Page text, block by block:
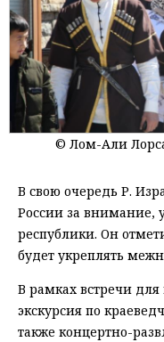
© Лом-Али
В свою очередь Р.
России за внимание,
республики. Он
будет укреплять
В рамках встречи для
экскурсия по
также концертно-